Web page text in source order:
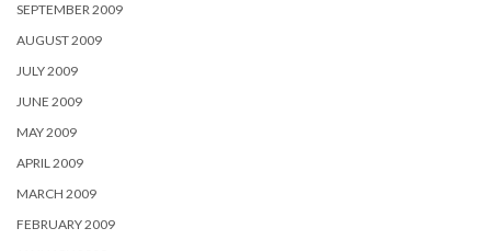
SEPTEMBER 2009
AUGUST 2009
JULY 2009
JUNE 2009
MAY 2009
APRIL 2009
MARCH 2009
FEBRUARY 2009